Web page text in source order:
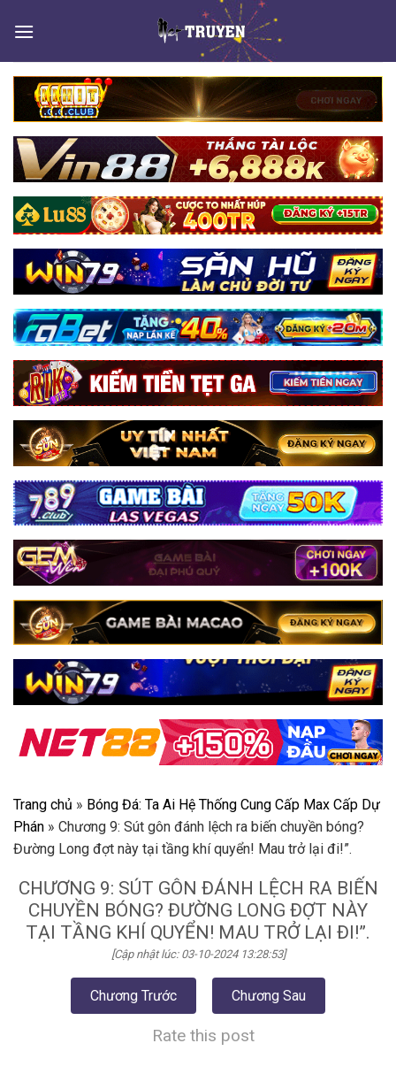
Trang chủ » Bóng Đá: Ta Ai Hệ Thống Cung Cấp Max Cấp Dự
Phán » Chương 9: Sút gôn đánh lệch ra biến chuyền bóng?
Đường Long đợt này tại tầng khí quyển! Mau trở lại đi!”.
CHƯƠNG 9: SÚT GÔN ĐÁNH LỆCH RA BIẾN
CHUYỀN BÓNG? ĐƯỜNG LONG ĐỢT NÀY
TẠI TẦNG KHÍ QUYỂN! MAU TRỞ LẠI ĐI!”.
[Cập nhật lúc: 03-10-2024 13:28:53]
Chương Trước Chương Sau
Rate this post